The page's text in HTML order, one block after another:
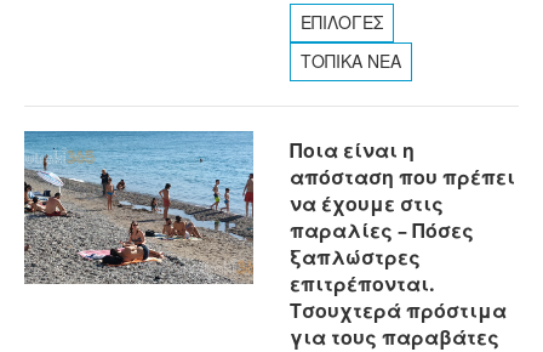
ΕΠΙΛΟΓΕΣ
ΤΟΠΙΚΑ ΝΕΑ
Ποια είναι η
απόσταση που πρέπει
να έχουμε στις
παραλίες – Πόσες
ξαπλώστρες
επιτρέπονται.
Τσουχτερά πρόστιμα
για τους παραβάτες